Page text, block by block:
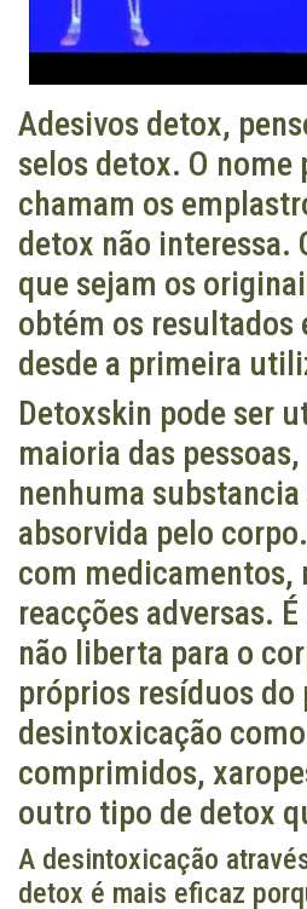
Adesivos detox,
selos detox. O nome
chamam os
detox não interessa.
que sejam os
obtém os resultados
desde a primeira
Detoxskin pode ser
maioria das
nenhuma
absorvida pelo
com medicamentos,
reacções adversas.
não liberta para o
próprios resíduos do
desintoxicação
comprimidos,
outro tipo de detox
A desintoxicação
detox é mais eficaz